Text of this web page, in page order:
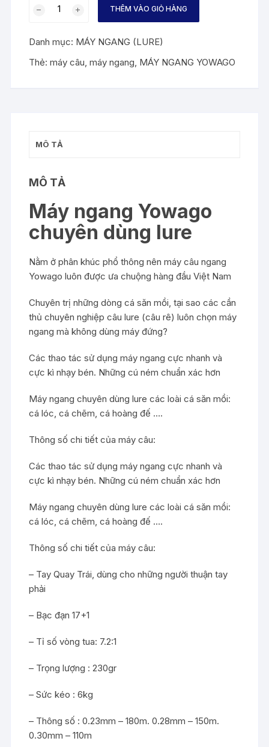
NGANG
số
lượng
THÊM VÀO GIỎ HÀNG
Danh mục: MÁY NGANG (LURE)
Thẻ:máy câu,máy ngang, MÁY NGANG YOWAGO
MÔ TẢ
MÔ TẢ
Máy ngang Yowago
chuyên dùng lure
Nằm ở phân khúc phổ thông nên máy câu ngang
Yowago luôn được ưa chuộng hàng đầu Việt Nam
Chuyên trị những dòng cá săn mồi, tại sao các cần
thủ chuyên nghiệp câu lure (câu rê) luôn chọn máy
ngang mà không dùng máy đứng?
Các thao tác sử dụng máy ngang cực nhanh và
cực kì nhạy bén. Những cú ném chuẩn xác hơn
Máy ngang chuyên dùng lure các loài cá săn mồi:
cá lóc, cá chẽm, cá hoàng đế ….
Thông số chi tiết của máy câu:
Các thao tác sử dụng máy ngang cực nhanh và
cực kì nhạy bén. Những cú ném chuẩn xác hơn
Máy ngang chuyên dùng lure các loài cá săn mồi:
cá lóc, cá chẽm, cá hoàng đế ….
Thông số chi tiết của máy câu:
– Tay Quay Trái, dùng cho những người thuận tay
phải
– Bạc đạn 17+1
– Tỉ số vòng tua: 7.2:1
– Trọng lượng : 230gr
– Sức kéo : 6kg
– Thông số : 0.23mm – 180m. 0.28mm – 150m.
0.30mm – 110m